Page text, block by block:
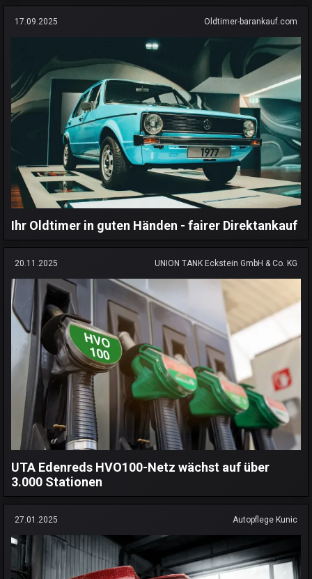
17.09.2025 Oldtimer-barankauf.com
Ihr Oldtimer in guten Händen - fairer Direktankauf
20.11.2025 UNION TANK Eckstein GmbH & Co. KG
UTA Edenreds HVO100-Netz wächst auf über
3.000 Stationen
27.01.2025 Autopflege Kunic